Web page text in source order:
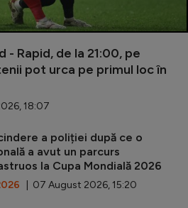
- Rapid, de la 21:00, pe
pot urca pe primul loc în
18:07
a poliției după ce o
a avut un parcurs
la Cupa Mondială 2026
| 07 August 2026, 15:20